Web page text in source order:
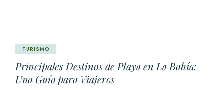
TURISMO
Principales Destinos de Playa en La Bahía:
Una Guía para Viajeros